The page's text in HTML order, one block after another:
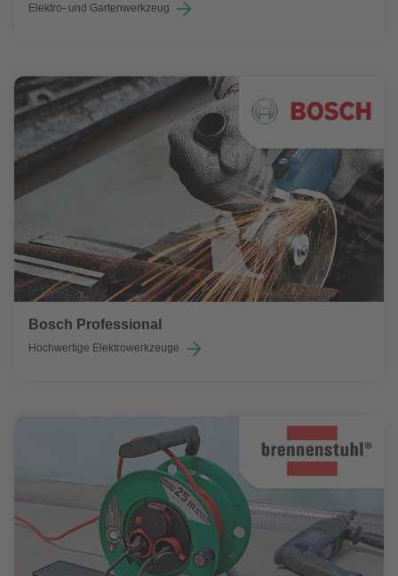
Elektro- und Gartenwerkzeug
Bosch Professional
Hochwertige Elektrowerkzeuge